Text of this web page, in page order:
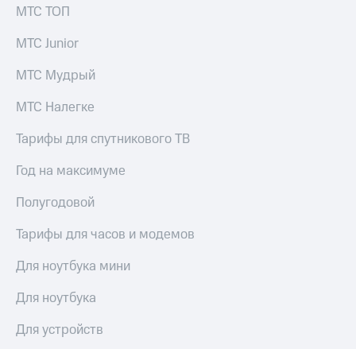
МТС ТОП
МТС Junior
МТС Мудрый
МТС Налегке
Тарифы для спутникового ТВ
Год на максимуме
Полугодовой
Тарифы для часов и модемов
Для ноутбука мини
Для ноутбука
Для устройств